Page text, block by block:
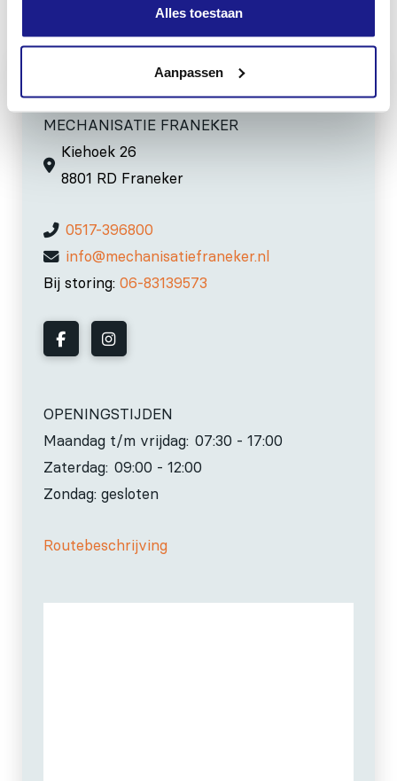
Alles toestaan
Aanpassen
Inhoud door
MECHANISATIE FRANEKER
Kiehoek 26
8801 RD Franeker
0517-396800
info@mechanisatiefraneker.nl
Bij storing: 06-83139573
OPENINGSTIJDEN
Maandag t/m vrijdag: 07:30 - 17:00
Zaterdag: 09:00 - 12:00
Zondag: gesloten
Routebeschrijving